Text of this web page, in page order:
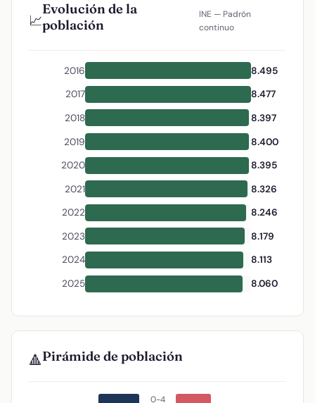
📈
Evolución de la
población
INE — Padrón
continuo
2016
8.495
2017
8.477
2018
8.397
2019
8.400
2020
8.395
2021
8.326
2022
8.246
2023
8.179
2024
8.113
2025
8.060
🔺Pirámide de población
0-4